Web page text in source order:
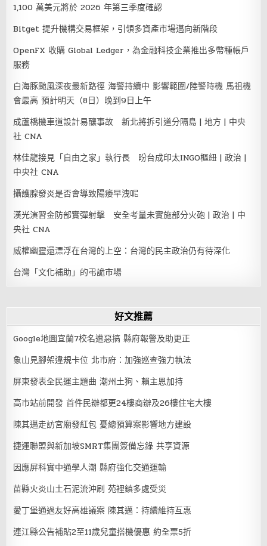
1,100 萬美元將於 2026 年第三季度確認
Bitget 提升機構交易框架，引領多資產市場邁向新階段
OpenFX 收購 Global Ledger，為金融科技企業推出多幣種帳戶
服務
白海豚颱風深夜最新路徑 海警持續中 影響範圍/陸警時機 馬祖機
會最高 預計明天（8日）晚到9日上午
成蘆橋機車道設計易釀事故 新北將拆引道分隔島 | 地方 | 中央
社 CNA
林佳龍接見「自由之家」執行長 盼台成印太INGO樞紐 | 政治 |
中央社 CNA
攝護腺發炎是否會導致陽痿早洩呢
漢光演習金防部實彈射擊 安全考量未實施部分火砲 | 政治 | 中
央社 CNA
威權幽靈還漂浮在台灣的上空：台灣的民主政治仍有待深化
台灣「文化補助」的弔詭市場
好文推薦
Google地圖宜蘭7校名遭惡搞 縣府報警及助更正
象山見腳架違規卡位 北市府：加強巡查強力執法
屏東發表全民運主題曲 潮州土狗、賴主恩加持
高市站前開發 首件民辦都更24樓商辦及26樓住宅大樓
陳其邁走訪宮廟發紅包 憂總預算案影響地方建設
捷運聯盟與新加坡SMRT集團簽備忘錄 共享資源
因應屏科實中通學人潮 縣府強化交通運輸
苗縣火炎山土石泥流沖刷 苑裡鎮多處受災
愛丁堡通過友好高雄議案 陳其邁：持續維持互惠
連江縣公告補貼2至11歲兒童搭機優惠 約全票5折